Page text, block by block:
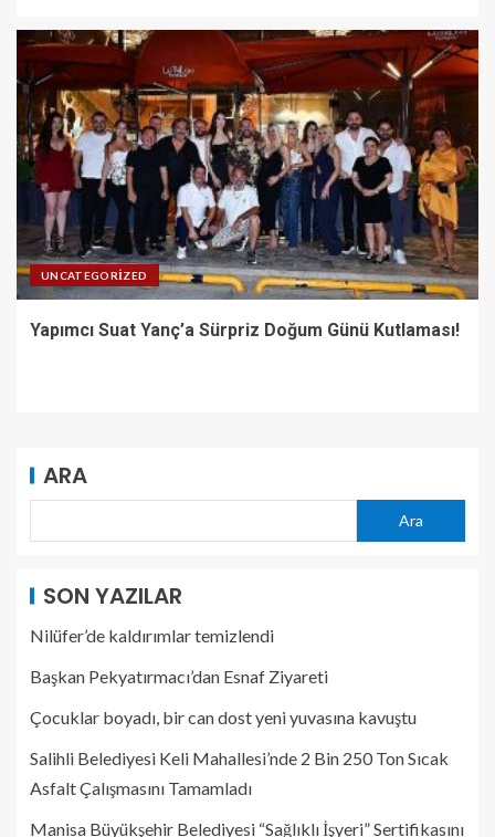
UNCATEGORIZED
Yapımcı Suat Yanç’a Sürpriz Doğum Günü Kutlaması!
ARA
Ara
SON YAZILAR
Nilüfer’de kaldırımlar temizlendi
Başkan Pekyatırmacı’dan Esnaf Ziyareti
Çocuklar boyadı, bir can dost yeni yuvasına kavuştu
Salihli Belediyesi Keli Mahallesi’nde 2 Bin 250 Ton Sıcak
Asfalt Çalışmasını Tamamladı
Manisa Büyükşehir Belediyesi “Sağlıklı İşyeri” Sertifikasını